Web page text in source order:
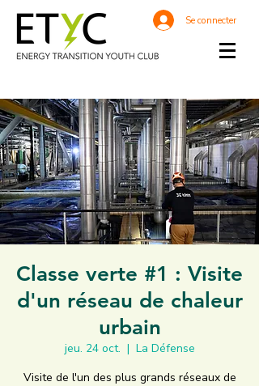
Se connecter
Classe verte #1 : Visite
d'un réseau de chaleur
urbain
jeu. 24 oct.
  |
La Défense
Visite de l'un des plus grands réseaux de